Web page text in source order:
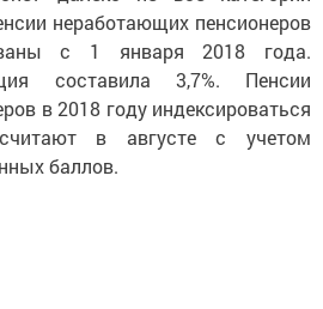
неработающих пенсионеров
с 1 января 2018 года.
составила 3,7%. Пенсии
в 2018 году индексироваться
в августе с учетом
баллов.